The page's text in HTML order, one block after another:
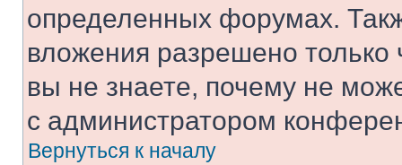
определенных форумах.
вложения разрешено
вы не знаете, почему не
с администратором
Вернуться к началу